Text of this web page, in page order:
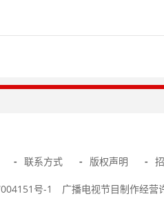
- 联系方式 - 版权声明 -
号-1 广播电视节目制作经营